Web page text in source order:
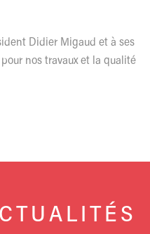
Didier Migaud et à ses
nos travaux et la qualité